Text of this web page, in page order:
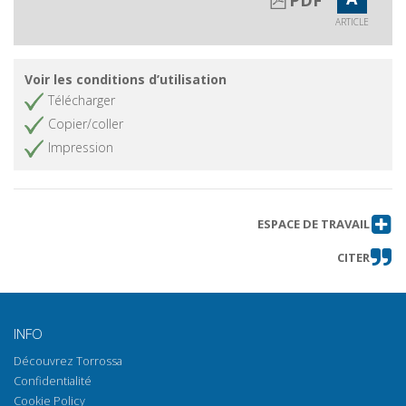
ARTICLE
Voir les conditions d’utilisation
Télécharger
Copier/coller
Impression
ESPACE DE TRAVAIL
CITER
INFO
Découvrez Torrossa
Confidentialité
Cookie Policy